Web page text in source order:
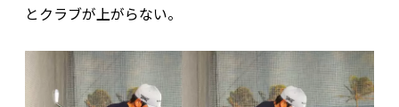
とクラブが上がらない。